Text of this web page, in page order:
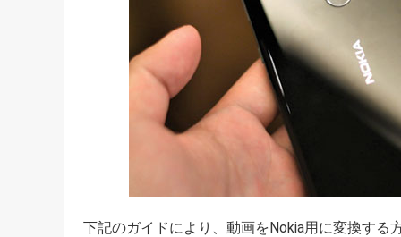
下記のガイドにより、動画をNokia用に変換する